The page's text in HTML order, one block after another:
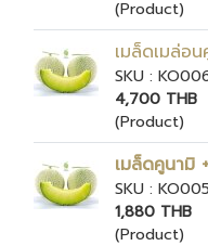
(Product)
เมล็ดเมล่อ
SKU :
4,700 THB
(Product)
เมล็ดคูนามิ
SKU : KO005
1,880 THB
(Product)